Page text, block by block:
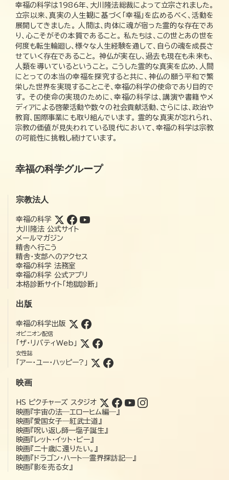
幸福の科学は1986年、大川隆法総裁によって立宗されました。
立宗以来、真実の人生観に基づく「幸福」を広めるべく、活動を
展開してきました。 人間は、肉体に魂が宿った霊的な存在であ
り、心こそがその本質であること。 私たちは、この世とあの世を
何度も転生輪廻し、様々な人生経験を通して、自らの魂を成長さ
せていく存在であること。 神仏が実在し、過去も現在も未来も、
人類を導いているということ。 こうした霊的な真実を広め、人間
にとっての本当の幸福を探究すると共に、神仏の願う平和で繁
栄した世界を実現することこそ、幸福の科学の使命であり目的で
す。 その使命の実現のために、幸福の科学は、講演や書籍やメ
ディアによる啓蒙活動や数々の社会貢献活動、さらには、政治や
教育、国際事業にも取り組んでいます。 霊的な真実が忘れられ、
宗教の価値が見失われている現代において、幸福の科学は宗教
の可能性に挑戦し続けています。
幸福の科学グループ
宗教法人
幸福の科学
大川隆法 公式サイト
メールマガジン
精舎へ行こう
精舎・支部へのアクセス
幸福の科学 法務室
幸福の科学 公式アプリ
本格診断サイト「地獄診断」
出版
幸福の科学出版
オピニオン配信
「ザ・リバティWeb」
女性誌
「アー・ユー・ハッピー?」
映画
HS ピクチャーズ スタジオ
映画『宇宙の法―エローヒム編―』
映画『愛国女子―紅武士道』
映画『呪い返し師—塩子誕生』
映画『レット・イット・ビー』
映画『二十歳に還りたい。』
映画『ドラゴン・ハート―霊界探訪記―』
映画『影を売る女』